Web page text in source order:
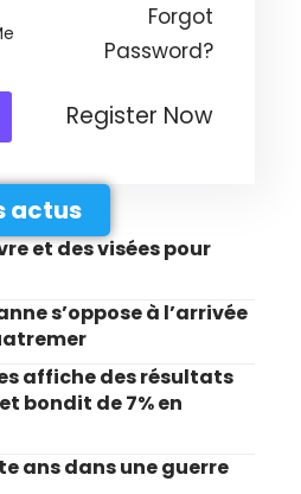
Forgot
Password?
Register Now
actus
et des visées pour
s’oppose à l’arrivée
affiche des résultats
bondit de 7% en
ans dans une guerre